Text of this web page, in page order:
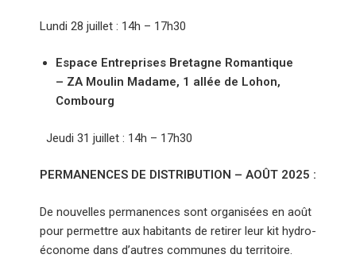
Lundi 28 juillet : 14h – 17h30
Espace Entreprises Bretagne Romantique
– ZA Moulin Madame, 1 allée de Lohon,
Combourg
Jeudi 31 juillet : 14h – 17h30
PERMANENCES DE DISTRIBUTION – AOÛT 2025 :
De nouvelles permanences sont organisées en août
pour permettre aux habitants de retirer leur kit hydro-
économe dans d’autres communes du territoire.